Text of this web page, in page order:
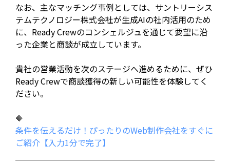
なお、主なマッチング事例としては、サントリーシス
テムテクノロジー株式会社が生成AIの社内活用のため
に、Ready Crewのコンシェルジュを通じて要望に沿
った企業と商談が成立しています。
貴社の営業活動を次のステージへ進めるために、ぜひ
Ready Crewで商談獲得の新しい可能性を体験してく
ださい。
🔶
条件を伝えるだけ！ぴったりのWeb制作会社をすぐに
ご紹介【入力1分で完了】